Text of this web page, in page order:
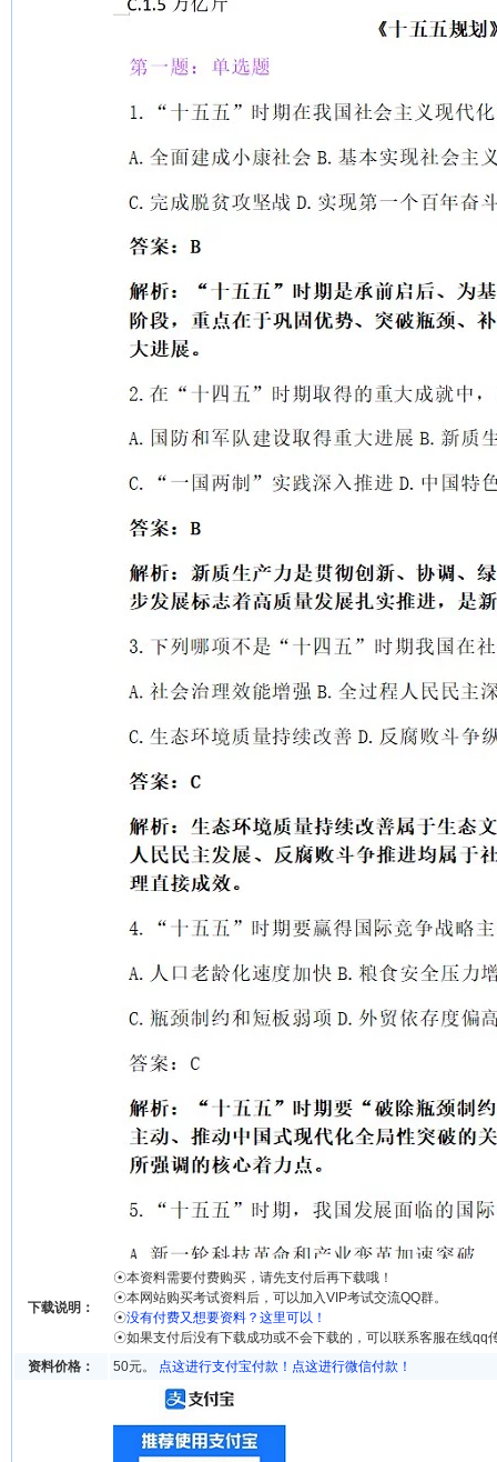
下载说明：
☉本资料需要付费购买，请先支付后再下载哦！
☉本网站购买考试资料后，可以加入VIP考试交流QQ群。
☉没有付费又想要资料？这里可以！
☉如果支付后没有下载成功或不会下载的，可以联系客服在线qq
资料价格：
50元。 点这进行支付宝付款！ 点这进行微信付款！